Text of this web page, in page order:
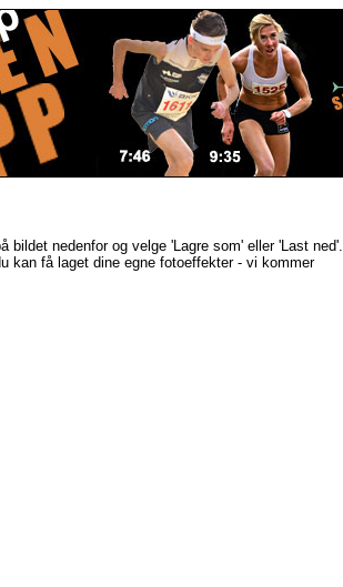
bildet nedenfor og velge 'Lagre som' eller 'Last ned'.
kan få laget dine egne fotoeffekter - vi kommer